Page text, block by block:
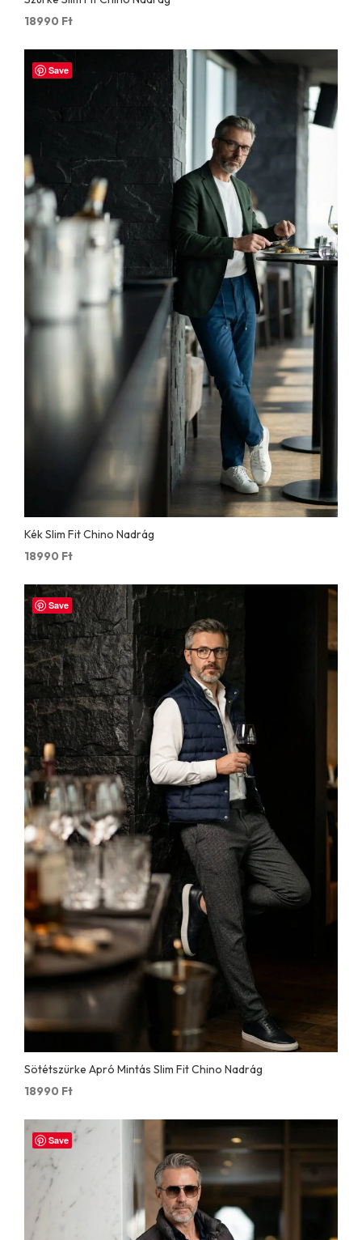
18990 Ft
Save
Kék Slim Fit Chino Nadrág
18990 Ft
Save
Sötétszürke Apró Mintás Slim Fit Chino Nadrág
18990 Ft
Save